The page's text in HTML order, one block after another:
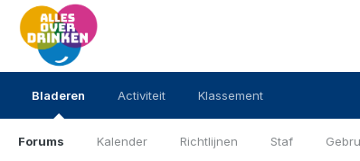
Bladeren
Forums Kalender Richtlijnen Staf
Activiteit Klassement